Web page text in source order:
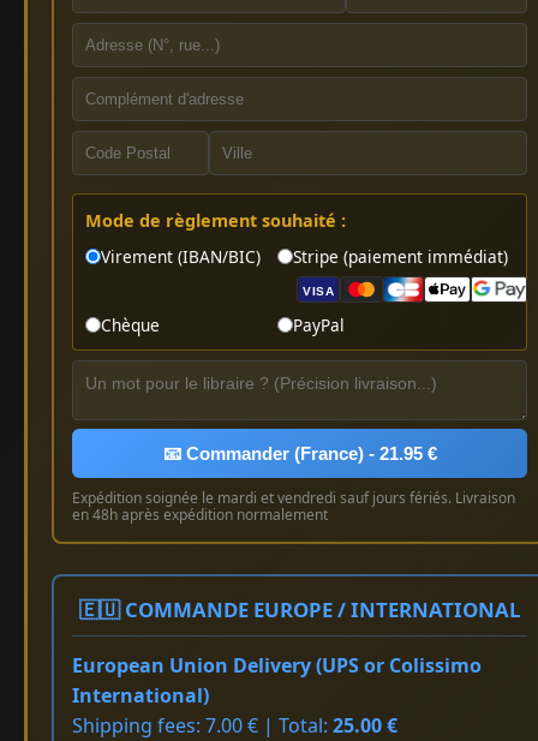
Mode de règlement souhaité :
Virement (IBAN/BIC)
Stripe (paiement immédiat)
VISA
Chèque PayPal
📧 Commander (France) - 21.95 €
Expédition soignée le mardi et vendredi sauf jours fériés. Livraison
en 48h après expédition normalement
🇪🇺 COMMANDE EUROPE / INTERNATIONAL
European Union Delivery (UPS or Colissimo
International)
Shipping fees: 7.00 € | Total: 25.00 €